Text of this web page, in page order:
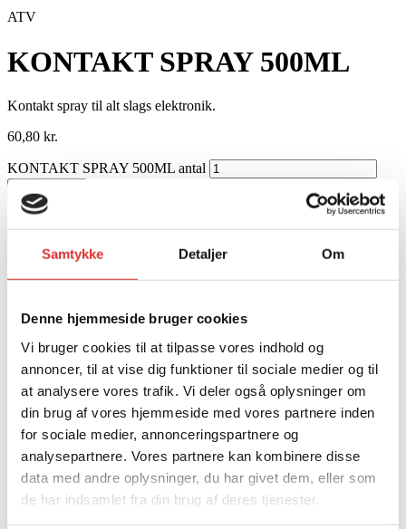
Samtykke Detaljer Om
Denne hjemmeside bruger cookies
Vi bruger cookies til at tilpasse vores indhold og
annoncer, til at vise dig funktioner til sociale medier og til
at analysere vores trafik. Vi deler også oplysninger om
din brug af vores hjemmeside med vores partnere inden
for sociale medier, annonceringspartnere og
analysepartnere. Vores partnere kan kombinere disse
data med andre oplysninger, du har givet dem, eller som
de har indsamlet fra din brug af deres tjenester.
ATV
KONTAKT SPRAY 500ML
Kontakt spray til alt slags elektronik.
60,80 kr.
KONTAKT SPRAY 500ML antal
Varenummer: CO01500KR
Relaterede produkter .
41,60kr.